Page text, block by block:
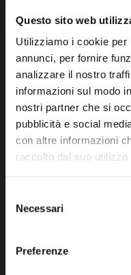
Questo sito web
Utilizziamo i cookie per
annunci, per fornire
analizzare il nostro
informazioni sul modo
nostri partner che si
pubblicità e social
con altre informazioni
raccolto dal suo
delNecessari
Preferenze
P.I.